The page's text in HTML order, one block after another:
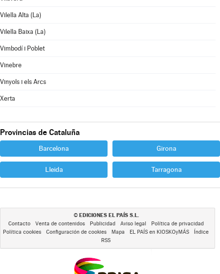
Vilella Alta (La)
Vilella Baixa (La)
Vimbodí i Poblet
Vinebre
Vinyols i els Arcs
Xerta
Provincias de Cataluña
Barcelona Girona
Lleida Tarragona
© EDICIONES EL PAÍS S.L.
Contacto Venta de contenidos Publicidad Aviso legal
Política de privacidad
Política cookies
Configuración de cookies Mapa EL PAÍS en KIOSKOyMÁS
Índice
RSS